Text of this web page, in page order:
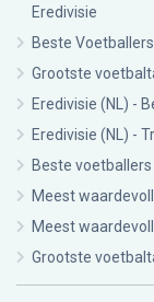
Eredivisie
Beste
Grootste
Eredivisie (NL) -
Eredivisie (NL) -
Beste voetballers
Meest
Meest
Grootste